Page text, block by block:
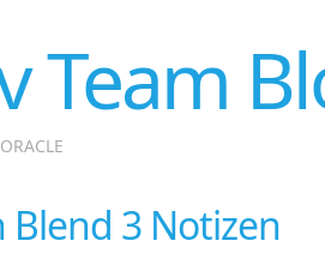
Team
Blend 3 Notizen